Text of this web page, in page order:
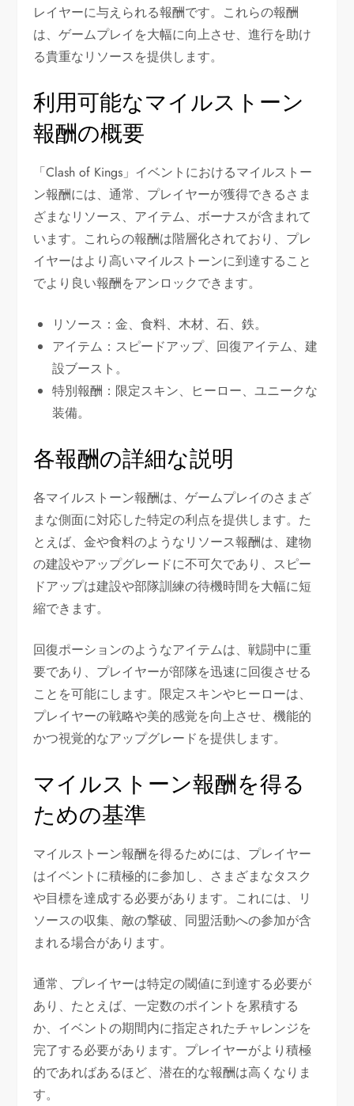
レイヤーに与えられる報酬です。これらの報酬
は、ゲームプレイを大幅に向上させ、進行を助け
る貴重なリソースを提供します。
利用可能なマイルストーン
報酬の概要
「Clash of Kings」イベントにおけるマイルストー
ン報酬には、通常、プレイヤーが獲得できるさま
ざまなリソース、アイテム、ボーナスが含まれて
います。これらの報酬は階層化されており、プレ
イヤーはより高いマイルストーンに到達すること
でより良い報酬をアンロックできます。
リソース：金、食料、木材、石、鉄。
アイテム：スピードアップ、回復アイテム、建
設ブースト。
特別報酬：限定スキン、ヒーロー、ユニークな
装備。
各報酬の詳細な説明
各マイルストーン報酬は、ゲームプレイのさまざ
まな側面に対応した特定の利点を提供します。た
とえば、金や食料のようなリソース報酬は、建物
の建設やアップグレードに不可欠であり、スピー
ドアップは建設や部隊訓練の待機時間を大幅に短
縮できます。
回復ポーションのようなアイテムは、戦闘中に重
要であり、プレイヤーが部隊を迅速に回復させる
ことを可能にします。限定スキンやヒーローは、
プレイヤーの戦略や美的感覚を向上させ、機能的
かつ視覚的なアップグレードを提供します。
マイルストーン報酬を得る
ための基準
マイルストーン報酬を得るためには、プレイヤー
はイベントに積極的に参加し、さまざまなタスク
や目標を達成する必要があります。これには、リ
ソースの収集、敵の撃破、同盟活動への参加が含
まれる場合があります。
通常、プレイヤーは特定の閾値に到達する必要が
あり、たとえば、一定数のポイントを累積する
か、イベントの期間内に指定されたチャレンジを
完了する必要があります。プレイヤーがより積極
的であればあるほど、潜在的な報酬は高くなりま
す。